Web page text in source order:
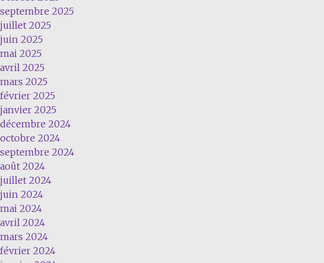
septembre 2025
juillet 2025
juin 2025
mai 2025
avril 2025
mars 2025
février 2025
janvier 2025
décembre 2024
octobre 2024
septembre 2024
août 2024
juillet 2024
juin 2024
mai 2024
avril 2024
mars 2024
février 2024